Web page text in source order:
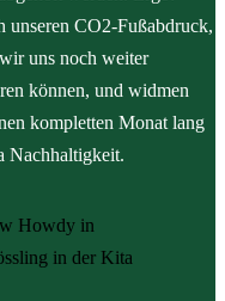
unseren CO2-Fußabdruck,
uns noch weiter
können, und widmen
kompletten Monat lang
Nachhaltigkeit.